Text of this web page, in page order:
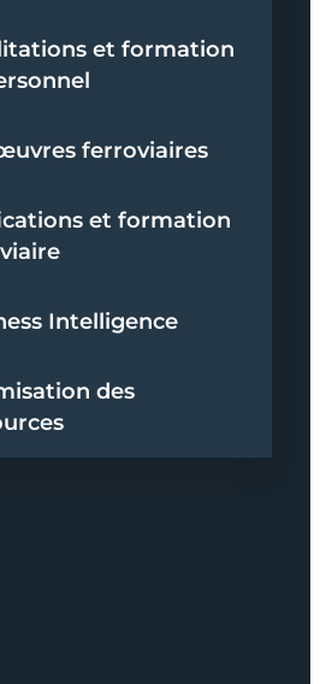
et formation
ferroviaires
et formation
Intelligence
des